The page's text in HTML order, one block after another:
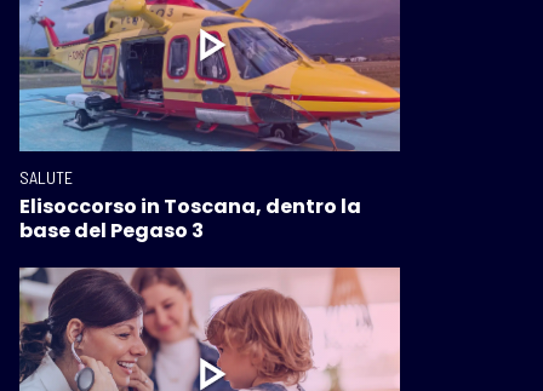
SALUTE
Elisoccorso in Toscana, dentro la
base del Pegaso 3